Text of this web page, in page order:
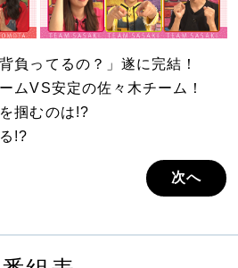
負ってるの？」遂に完結！
ムVS安定の佐々木チーム！
掴むのは!?
!?
次へ